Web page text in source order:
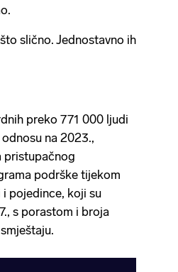
slično. Jednostavno ih
preko 771 000 ljudi
na 2023.,
pristupačnog
podrške tijekom
pojedince, koji su
s porastom i broja